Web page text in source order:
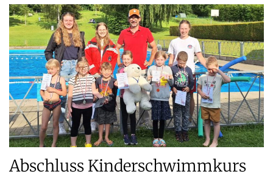
Abschluss Kinderschwimmkurs